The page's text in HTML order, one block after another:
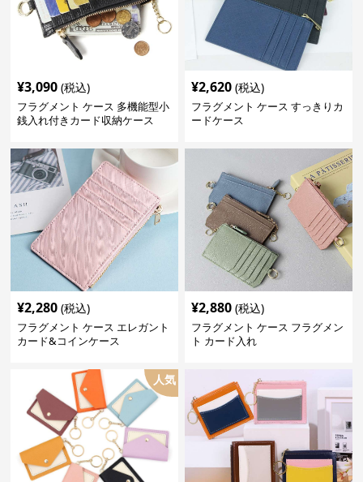
¥3,090 (税込)
フラグメント ケース 多機能型小
銭入れ付きカード収納ケース
¥2,620 (税込)
フラグメント ケース すっきりカ
ードケース
¥2,280 (税込)
フラグメント ケース エレガント
カード&コインケース
¥2,880 (税込)
フラグメント ケース フラグメン
ト カード入れ
人気